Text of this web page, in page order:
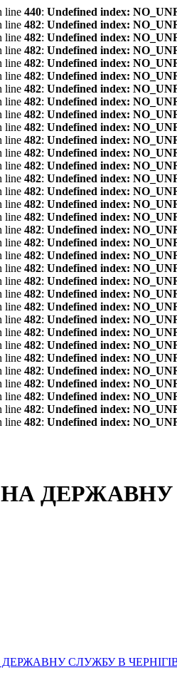
line 440: Undefined index:
line 482: Undefined index:
line 482: Undefined index:
line 482: Undefined index:
line 482: Undefined index:
line 482: Undefined index:
line 482: Undefined index:
line 482: Undefined index:
line 482: Undefined index:
line 482: Undefined index:
line 482: Undefined index:
line 482: Undefined index:
line 482: Undefined index:
line 482: Undefined index:
line 482: Undefined index:
line 482: Undefined index:
line 482: Undefined index:
line 482: Undefined index:
line 482: Undefined index:
line 482: Undefined index:
line 482: Undefined index:
line 482: Undefined index:
line 482: Undefined index:
line 482: Undefined index:
line 482: Undefined index:
line 482: Undefined index:
line 482: Undefined index:
line 482: Undefined index:
line 482: Undefined index:
line 482: Undefined index:
line 482: Undefined index:
line 482: Undefined index:
line 482: Undefined index:
ДЕРЖАВНУ
СЛУЖБУ В